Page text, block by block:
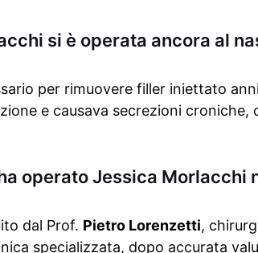
si è operata ancora al
per rimuovere filler iniettato
e causava secrezioni
operato Jessica Morlacchi
dal Prof. Pietro Lorenzetti,
specializzata, dopo accurata